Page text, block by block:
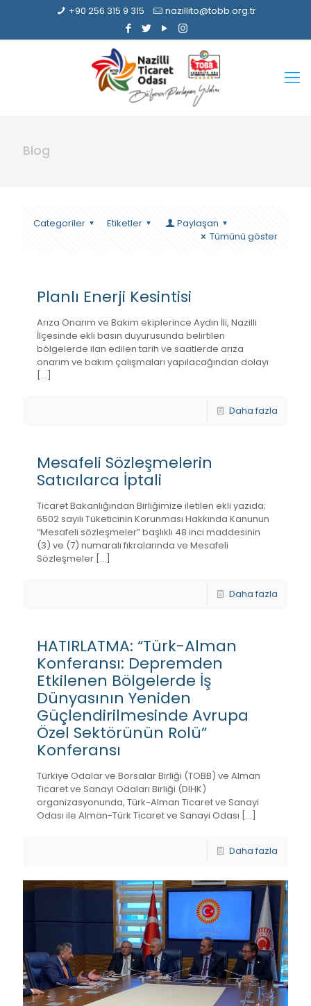
+90 256 315 9 315 nazillito@tobb.org.tr
Blog
Categoriler Etiketler
Paylaşan
Tümünü göster
Planlı Enerji Kesintisi
Arıza Onarım ve Bakım ekiplerince Aydın İli, Nazilli
İlçesinde ekli basın duyurusunda belirtilen
bölgelerde ilan edilen tarih ve saatlerde arıza
onarım ve bakım çalışmaları yapılacağından dolayı
[…]
Daha fazla
Mesafeli Sözleşmelerin
Satıcılarca İptali
Ticaret Bakanlığından Birliğimize iletilen ekli yazıda;
6502 sayılı Tüketicinin Korunması Hakkında Kanunun
“Mesafeli sözleşmeler” başlıklı 48 inci maddesinin
(3) ve (7) numaralı fıkralarında ve Mesafeli
Sözleşmeler […]
Daha fazla
HATIRLATMA: “Türk-Alman
Konferansı: Depremden
Etkilenen Bölgelerde İş
Dünyasının Yeniden
Güçlendirilmesinde Avrupa
Özel Sektörünün Rolü”
Konferansı
Türkiye Odalar ve Borsalar Birliği (TOBB) ve Alman
Ticaret ve Sanayi Odaları Birliği (DIHK)
organizasyonunda, Türk-Alman Ticaret ve Sanayi
Odası ile Alman-Türk Ticaret ve Sanayi Odası […]
Daha fazla